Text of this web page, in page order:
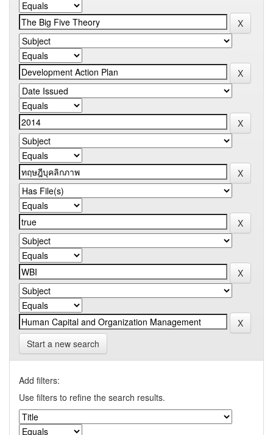
Start a new search
Add filters:
Use filters to refine the search results.